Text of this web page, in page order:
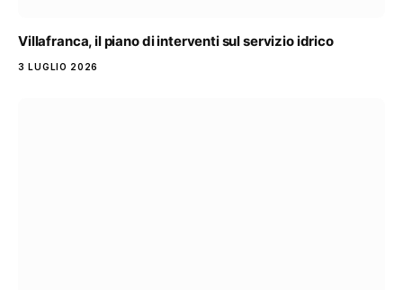
Villafranca, il piano di interventi sul servizio idrico
3 LUGLIO 2026